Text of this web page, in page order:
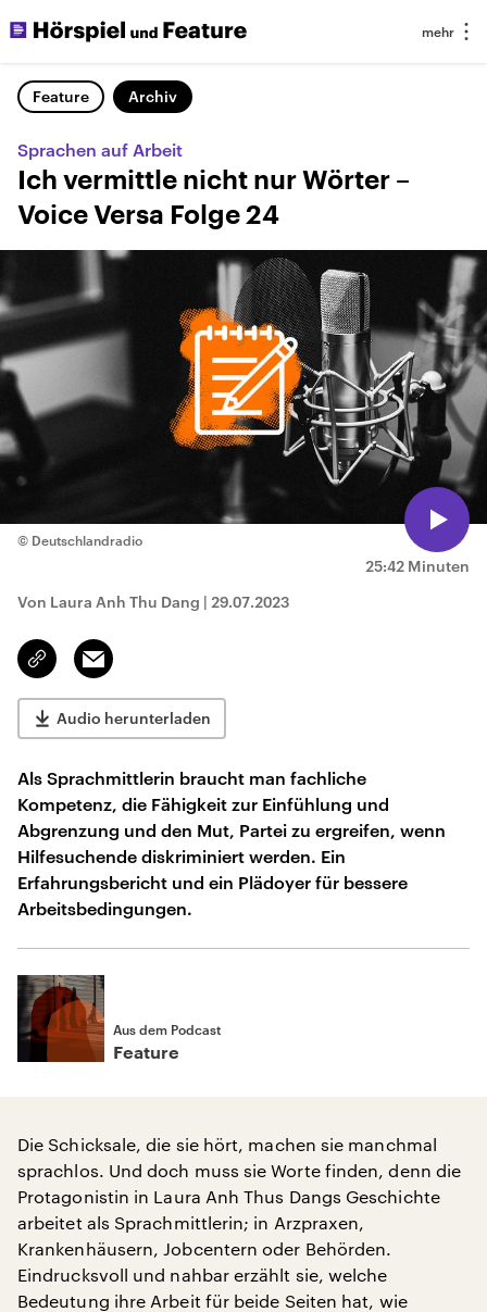
Feature Archiv
Sprachen auf Arbeit
Ich vermittle nicht nur Wörter –
Voice Versa Folge 24
25:42 Minuten
© Deutschlandradio
Von Laura Anh Thu Dang | 29.07.2023
Link
kopieren/teilen
Email
Audio herunterladen
Als Sprachmittlerin braucht man fachliche
Kompetenz, die Fähigkeit zur Einfühlung und
Abgrenzung und den Mut, Partei zu ergreifen, wenn
Hilfesuchende diskriminiert werden. Ein
Erfahrungsbericht und ein Plädoyer für bessere
Arbeitsbedingungen.
Aus dem Podcast
Feature
Die Schicksale, die sie hört, machen sie manchmal
sprachlos. Und doch muss sie Worte finden, denn die
Protagonistin in Laura Anh Thus Dangs Geschichte
arbeitet als Sprachmittlerin; in Arzpraxen,
Krankenhäusern, Jobcentern oder Behörden.
Eindrucksvoll und nahbar erzählt sie, welche
Bedeutung ihre Arbeit für beide Seiten hat, wie